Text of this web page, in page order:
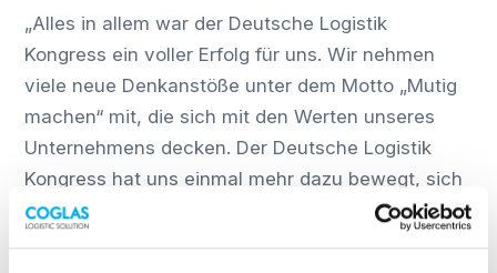
„Alles in allem war der Deutsche Logistik
Kongress ein voller Erfolg für uns. Wir nehmen
viele neue Denkanstöße unter dem Motto „Mutig
machen“ mit, die sich mit den Werten unseres
Unternehmens decken. Der Deutsche Logistik
Kongress hat uns einmal mehr dazu bewegt, sich
den Herausforderungen in Wirtschaft, Politik und